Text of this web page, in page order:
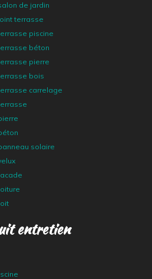
de jardin
terrasse
piscine
béton
pierre
bois
carrelage
solaire
entretien